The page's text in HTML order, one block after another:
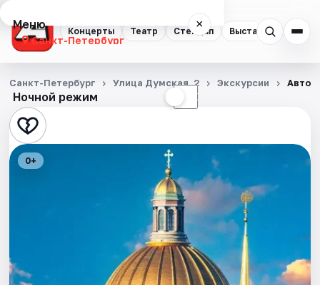
Концерты Театр Стендап Выставки
Меню ×
Санкт-Петербург
Концерты
Театр
Стендап
Спорт
Ночной режим ☾
Санкт-Петербург Улица Думская, 2 Экскурсии
0+